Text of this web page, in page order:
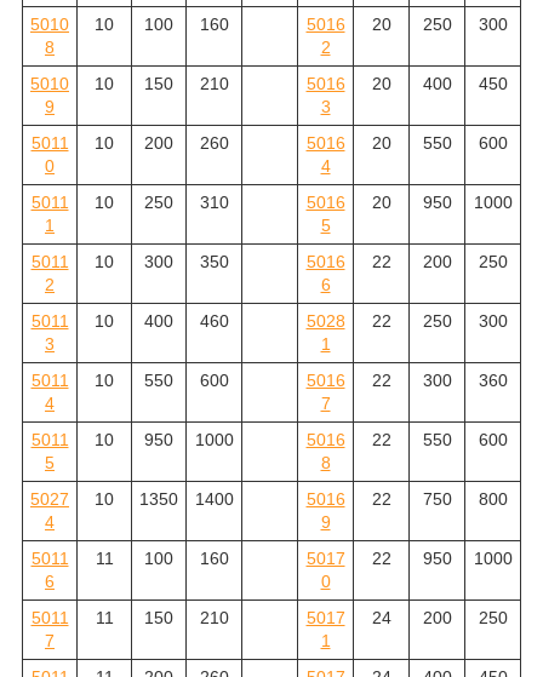
5010
8
10 100 160
5016
2
20 250 300
5010
9
10 150 210
5016
3
20 400 450
5011
0
10 200 260
5016
4
20 550 600
5011
1
10 250 310
5016
5
20 950 1000
5011
2
10 300 350
5016
6
22 200 250
5011
3
10 400 460
5028
1
22 250 300
5011
4
10 550 600
5016
7
22 300 360
5011
5
10 950 1000
5016
8
22 550 600
5027
4
10 1350 1400
5016
9
22 750 800
5011
6
11 100 160
5017
0
22 950 1000
5011
7
11 150 210
5017
1
24 200 250